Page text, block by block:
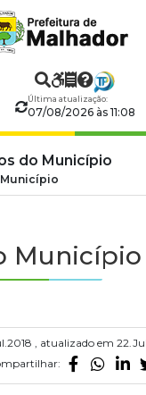
Última atualização:
07/08/2026 às 11:08
do Município
Município
, atualizado em